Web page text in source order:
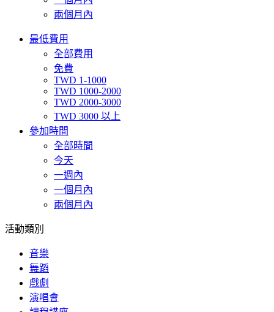
兩個月內
最低費用
全部費用
免費
TWD 1-1000
TWD 1000-2000
TWD 2000-3000
TWD 3000 以上
參加時間
全部時間
今天
一週內
一個月內
兩個月內
活動類別
音樂
舞蹈
戲劇
演唱會